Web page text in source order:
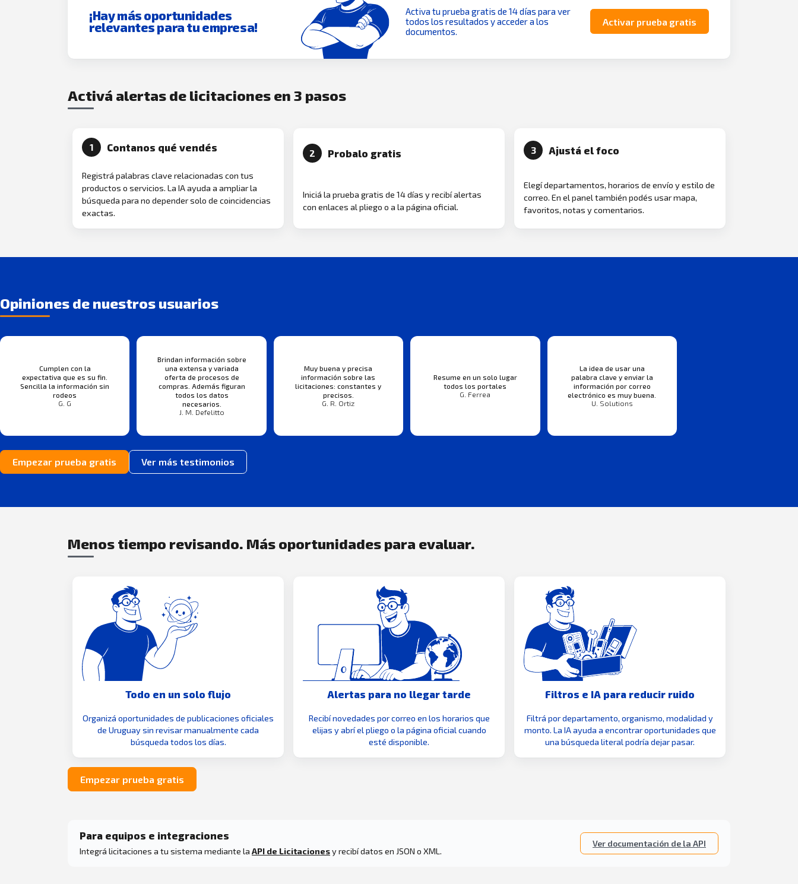
¡Hay más oportunidades
relevantes para tu empresa!
Activa tu prueba gratis de 14 días para ver
todos los resultados y acceder a los
documentos.
Activar prueba gratis
Activá alertas de licitaciones en 3 pasos
1 Contanos qué vendés
Registrá palabras clave relacionadas con tus
productos o servicios. La IA ayuda a ampliar la
búsqueda para no depender solo de coincidencias
exactas.
2 Probalo gratis
Iniciá la prueba gratis de 14 días y recibí alertas
con enlaces al pliego o a la página oficial.
3 Ajustá el foco
Elegí departamentos, horarios de envío y estilo de
correo. En el panel también podés usar mapa,
favoritos, notas y comentarios.
Opiniones de nuestros usuarios
Cumplen con la
expectativa que es su fin.
Sencilla la información sin
rodeos
G. G
Brindan información sobre
una extensa y variada
oferta de procesos de
compras. Además figuran
todos los datos
necesarios.
J. M. Defelitto
Muy buena y precisa
información sobre las
licitaciones: constantes y
precisos.
G. R. Ortiz
Resume en un solo lugar
todos los portales
G. Ferrea
La idea de usar una
palabra clave y enviar la
información por correo
electrónico es muy buena.
U. Solutions
Empezar prueba gratis Ver más testimonios
Menos tiempo revisando. Más oportunidades para evaluar.
Todo en un solo flujo
Organizá oportunidades de publicaciones oficiales
de Uruguay sin revisar manualmente cada
búsqueda todos los días.
Alertas para no llegar tarde
Recibí novedades por correo en los horarios que
elijas y abrí el pliego o la página oficial cuando
esté disponible.
Filtros e IA para reducir ruido
Filtrá por departamento, organismo, modalidad y
monto. La IA ayuda a encontrar oportunidades que
una búsqueda literal podría dejar pasar.
Empezar prueba gratis
Para equipos e integraciones
Integrá licitaciones a tu sistema mediante la API de Licitacionesy recibí datos en JSON o XML.
Ver documentación de la API